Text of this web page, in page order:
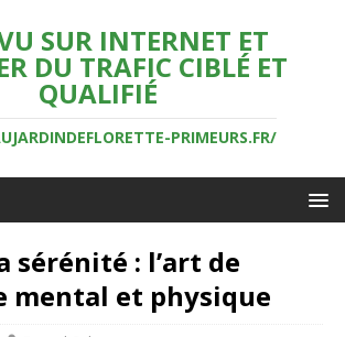
SUR INTERNET ET
DU TRAFIC CIBLÉ ET
QUALIFIÉ
PRIMEURS.FR/
sérénité : l’art de
mental et physique